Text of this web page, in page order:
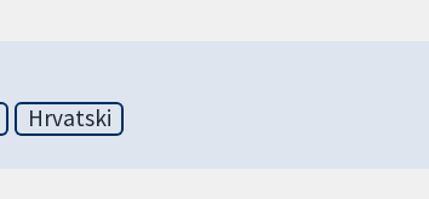
Hrvatski